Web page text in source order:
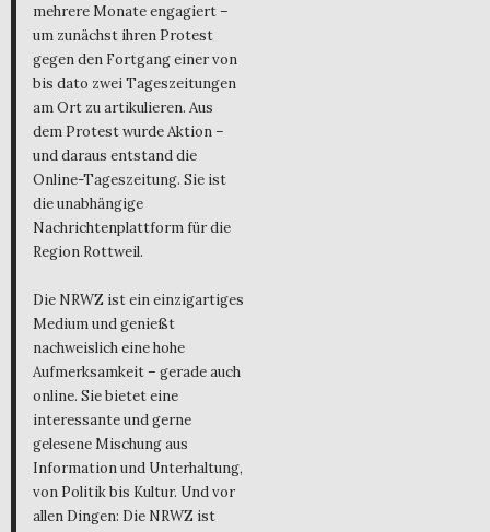
mehrere Monate engagiert –
um zunächst ihren Protest
gegen den Fortgang einer von
bis dato zwei Tageszeitungen
am Ort zu artikulieren. Aus
dem Protest wurde Aktion –
und daraus entstand die
Online-Tageszeitung. Sie ist
die unabhängige
Nachrichtenplattform für die
Region Rottweil.
Die NRWZ ist ein einzigartiges
Medium und genießt
nachweislich eine hohe
Aufmerksamkeit – gerade auch
online. Sie bietet eine
interessante und gerne
gelesene Mischung aus
Information und Unterhaltung,
von Politik bis Kultur. Und vor
allen Dingen: Die NRWZ ist